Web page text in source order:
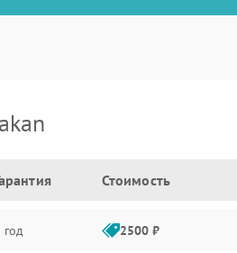
Стоимость
год 2500 ₽